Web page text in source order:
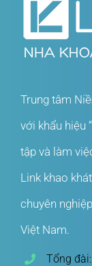
Trung tâm
với khẩu hiệu
tập và làm
Link khao
chuyên
Việt Nam.
Tổng đài: